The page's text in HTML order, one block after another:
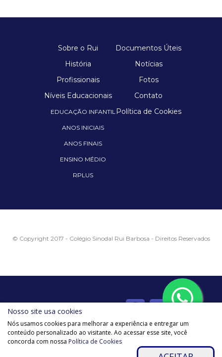
Sobre o Rui
História
Profissionais
Níveis Educacionais
EDUCAÇÃO INFANTIL
ANOS INICIAIS
ANOS FINAIS
ENSINO MÉDIO
RPLUS
Documentos Úteis
Notícias
Fotos
Contato
Política de Cookies
© Copyright 2017 - Colégio Sinodal Rui Barbosa - Direitos Reservados
Siga o Rui nas redes sociais
//check if cookie not stored
Nosso site usa cookies
Nós usamos cookies para melhorar a experiência e entregar um
conteúdo personalizado ao visitante. Ao acessar esse site, você
concorda com nossa Política de Cookies